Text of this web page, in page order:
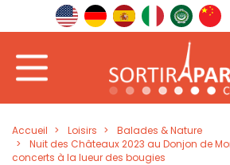
Accueil Loisirs
Balades & Nature
Nuit des Châteaux 2023 au Donjon de
concerts à la lueur des bougies